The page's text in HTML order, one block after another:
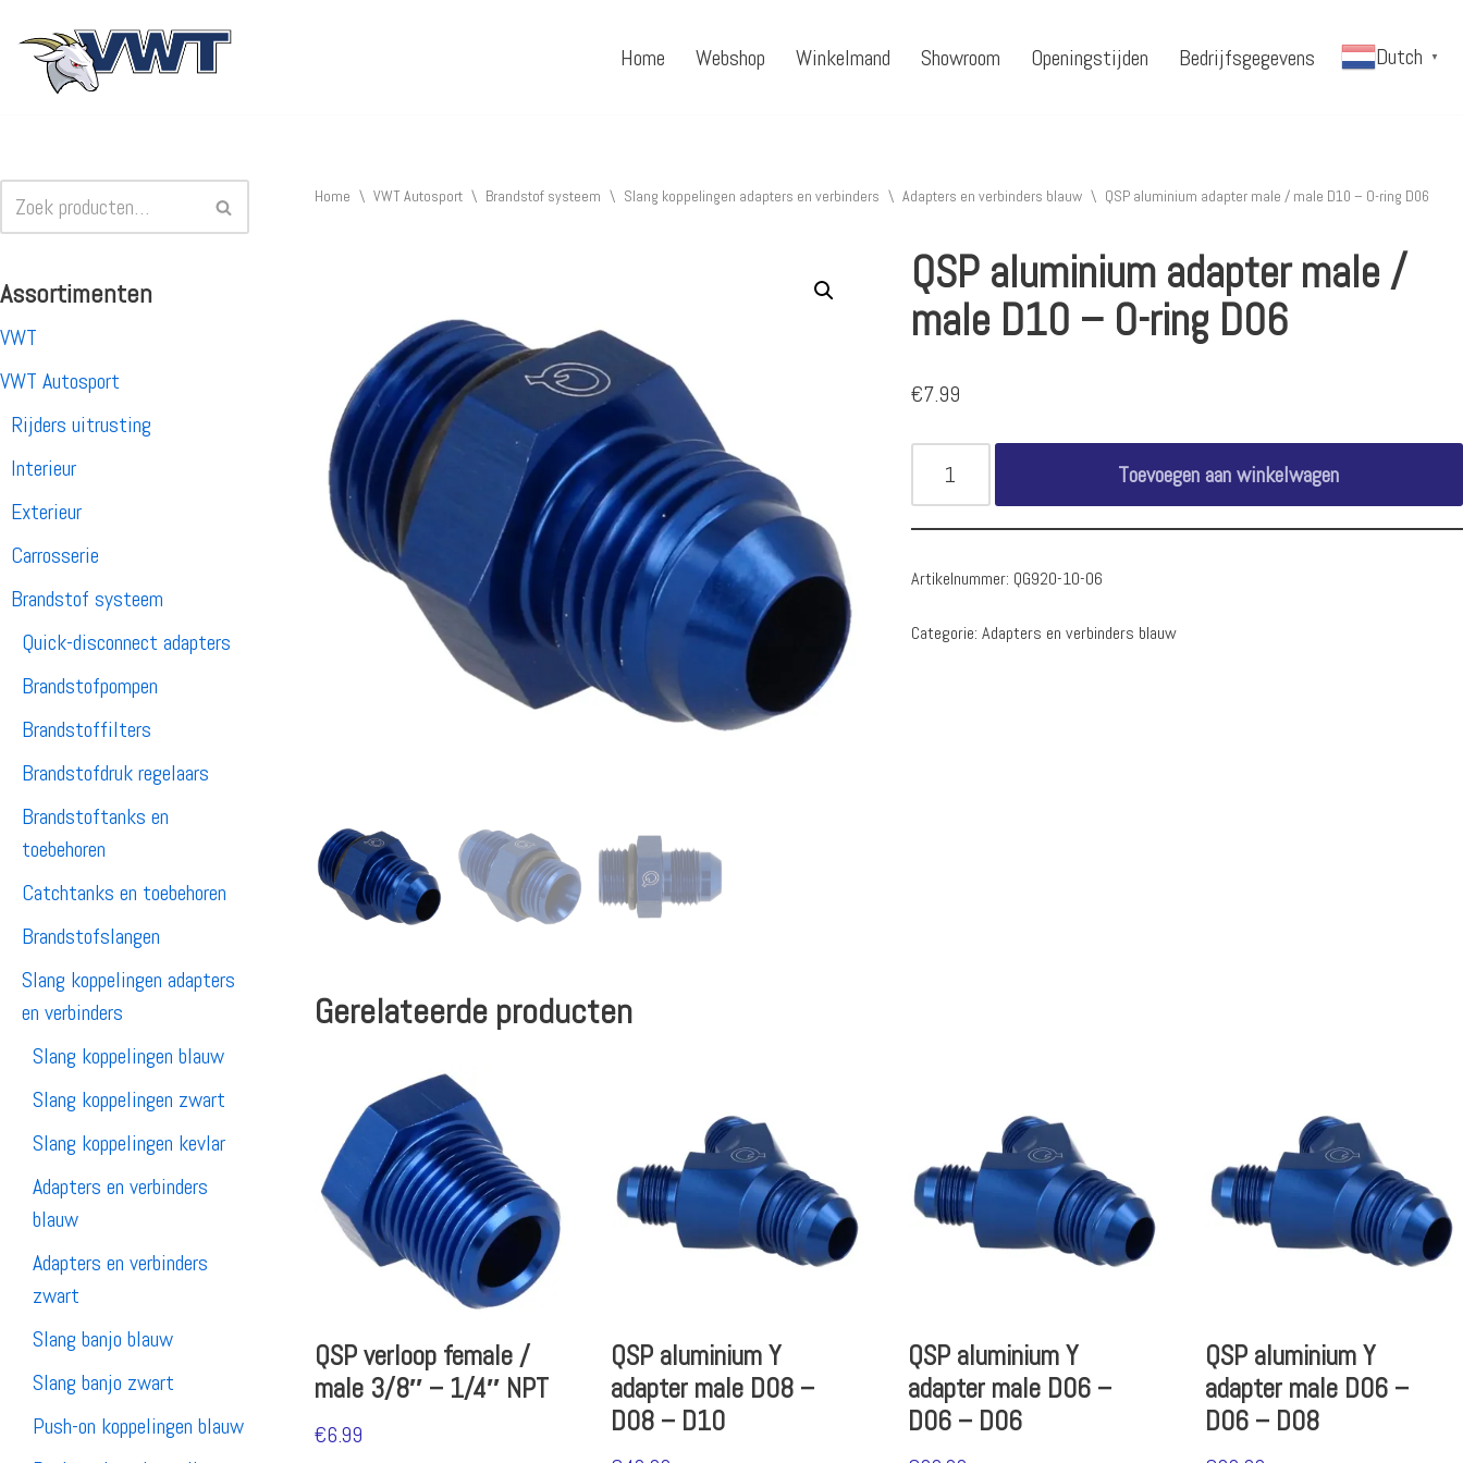
Ga
Home Webshop Winkelmand Showroom Openingstijden Bedrijfsgegevens Dutch ▼
Assortimenten
VWT
VWT Autosport
Rijders uitrusting
Interieur
Exterieur
Carrosserie
Brandstof systeem
Quick-disconnect adapters
Brandstofpompen
Brandstoffilters
Brandstofdruk regelaars
Brandstoftanks en
toebehoren
Catchtanks en toebehoren
Brandstofslangen
Slang koppelingen adapters
en verbinders
Slang koppelingen blauw
Slang koppelingen zwart
Slang koppelingen kevlar
Adapters en verbinders
blauw
Adapters en verbinders
zwart
Slang banjo blauw
Slang banjo zwart
Push-on koppelingen blauw
Home \ VWT Autosport \ Brandstof systeem \ Slang koppelingen adapters en verbinders \ Adapters en verbinders blauw \ QSP aluminium adapter male / male D10 – O-ring D06
QSP aluminium adapter male /
male D10 – O-ring D06
€7.99
Toevoegen aan winkelwagen
Artikelnummer: QG920-10-06
Categorie:Adapters en verbinders blauw
Gerelateerde producten
QSP verloop female /
male 3/8″ – 1/4″ NPT
€6.99
QSP aluminium Y
adapter male D08 –
D08 – D10
QSP aluminium Y
adapter male D06 –
D06 – D06
QSP aluminium Y
adapter male D06 –
D06 – D08